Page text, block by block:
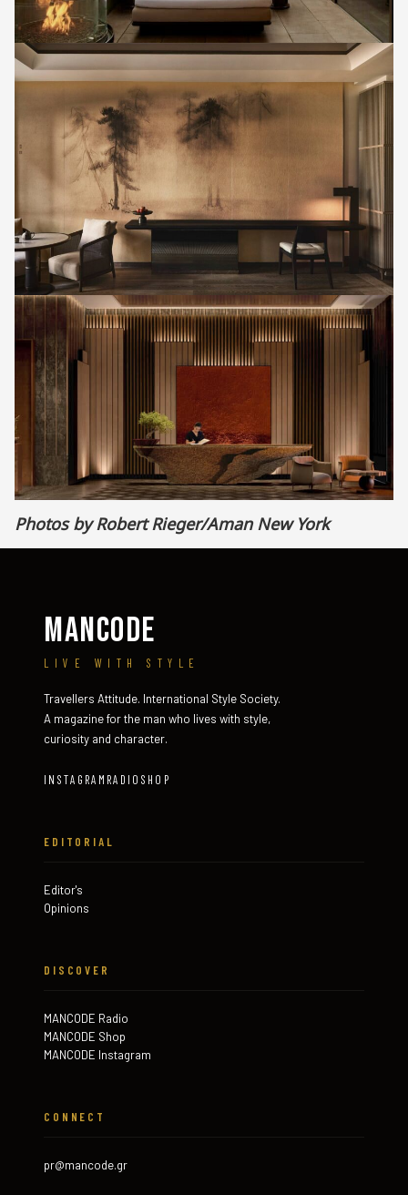
Photos by Robert Rieger/Aman New York
MANCODE
LIVE WITH STYLE
Travellers Attitude. International Style Society.
A magazine for the man who lives with style,
curiosity and character.
INSTAGRAM RADIO SHOP
EDITORIAL
Editor's
Opinions
DISCOVER
MANCODE Radio
MANCODE Shop
MANCODE Instagram
CONNECT
pr@mancode.gr